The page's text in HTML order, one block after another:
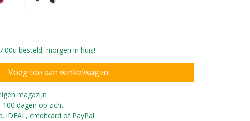
Voor kinderen vanaf 2 jaar
besteld, morgen in huis!
magazijn
100 dagen op zicht
iDEAL, creditcard of PayPal